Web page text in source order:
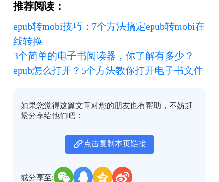
推荐阅读：
epub转mobi技巧：7个方法搞定epub转mobi在
线转换
3个简单的电子书阅读器，你了解有多少？
epub怎么打开？5个方法教你打开电子书文件
如果您觉得这篇文章对您的朋友也有帮助，不妨赶
紧分享给他们吧：
点击复制本页链接
或分享至: